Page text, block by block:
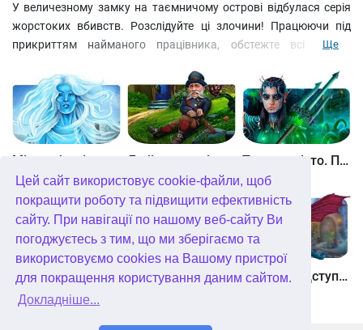
Цей сайт використовує cookie-файли, щоб
покращити роботу та підвищити ефективність
сайту. При навігації по нашому веб-сайту Ви
погоджуєтесь з тим, що ми зберігаємо та
використовуємо cookies на Вашому пристрої
для покращення користування даним сайтом.
Докладніше...
У величезному замку на таємничому острові відбулася серія
жорстоких вбивств. Розслідуйте ці злочини! Працюючи під
прикриттям найманого працівника, обстежте всі таємні
головоломки та підбирайте ключі до замкнених дверей.
Виконуйте накази господаря та допомагайте його помічникам.
Скоро вам доведеться назвати вбивцю, але хто це – окультист,
алхімік, фізик чи ботанік?
Ще
Таємне місто. Підводне царство. колекційне видання
Небесні землі. Пробудження гігантів. колекційне видання Загадки Нью-Йорка. Пробудження. колекційне видання Хімери. Підступи зла. колекційне видання